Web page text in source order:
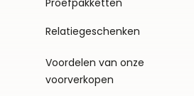
Proefpakketten
Relatiegeschenken
Voordelen van onze
voorverkopen